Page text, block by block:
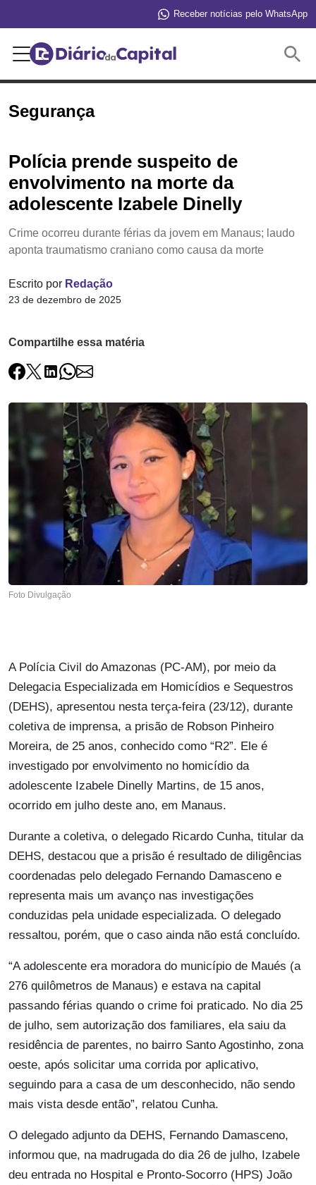
Receber notícias pelo WhatsApp
Segurança
Polícia prende suspeito de
envolvimento na morte da
adolescente Izabele Dinelly
Crime ocorreu durante férias da jovem em Manaus; laudo
aponta traumatismo craniano como causa da morte
Escrito por Redação
23 de dezembro de 2025
Compartilhe essa matéria
Foto Divulgação
A Polícia Civil do Amazonas (PC-AM), por meio da
Delegacia Especializada em Homicídios e Sequestros
(DEHS), apresentou nesta terça-feira (23/12), durante
coletiva de imprensa, a prisão de Robson Pinheiro
Moreira, de 25 anos, conhecido como “R2”. Ele é
investigado por envolvimento no homicídio da
adolescente Izabele Dinelly Martins, de 15 anos,
ocorrido em julho deste ano, em Manaus.
Durante a coletiva, o delegado Ricardo Cunha, titular da
DEHS, destacou que a prisão é resultado de diligências
coordenadas pelo delegado Fernando Damasceno e
representa mais um avanço nas investigações
conduzidas pela unidade especializada. O delegado
ressaltou, porém, que o caso ainda não está concluído.
“A adolescente era moradora do município de Maués (a
276 quilômetros de Manaus) e estava na capital
passando férias quando o crime foi praticado. No dia 25
de julho, sem autorização dos familiares, ela saiu da
residência de parentes, no bairro Santo Agostinho, zona
oeste, após solicitar uma corrida por aplicativo,
seguindo para a casa de um desconhecido, não sendo
mais vista desde então”, relatou Cunha.
O delegado adjunto da DEHS, Fernando Damasceno,
informou que, na madrugada do dia 26 de julho, Izabele
deu entrada no Hospital e Pronto-Socorro (HPS) João